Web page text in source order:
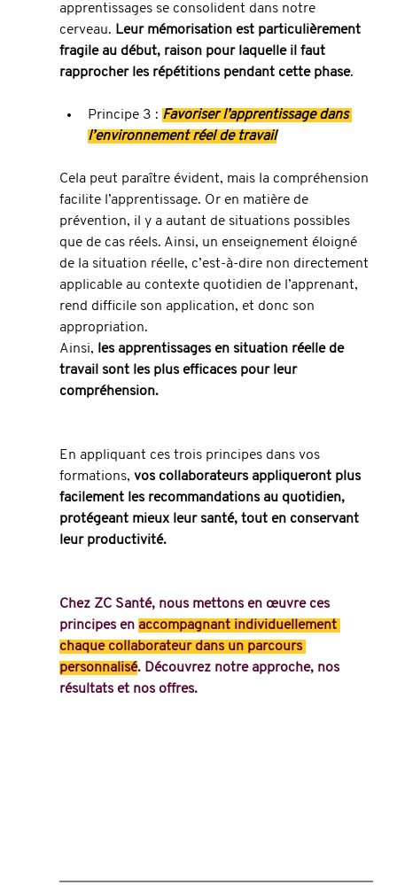
apprentissages se consolident dans notre
cerveau. Leur mémorisation est particulièrement
fragile au début, raison pour laquelle il faut
rapprocher les répétitions pendant cette phase.
Principe 3 : Favoriser l’apprentissage dans
l’environnement réel de travail
Cela peut paraître évident, mais la compréhension
facilite l’apprentissage. Or en matière de
prévention, il y a autant de situations possibles
que de cas réels. Ainsi, un enseignement éloigné
de la situation réelle, c’est-à-dire non directement
applicable au contexte quotidien de l’apprenant,
rend difficile son application, et donc son
appropriation.
Ainsi, les apprentissages en situation réelle de
travail sont les plus efficaces pour leur
compréhension.
En appliquant ces trois principes dans vos
formations, vos collaborateurs appliqueront plus
facilement les recommandations au quotidien,
protégeant mieux leur santé, tout en conservant
leur productivité.
Chez ZC Santé, nous mettons en œuvre ces
principes en accompagnant individuellement
chaque collaborateur dans un parcours
personnalisé. Découvrez notre approche, nos
résultats et nos offres.